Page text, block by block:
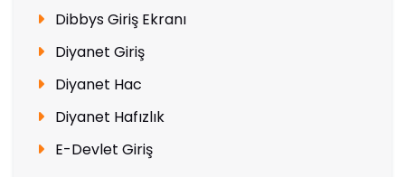
Dibbys Giriş Ekranı
Diyanet Giriş
Diyanet Hac
Diyanet Hafızlık
E-Devlet Giriş